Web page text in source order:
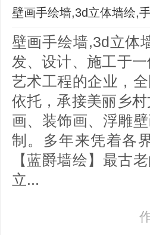
壁画手绘墙,3d立体墙绘,
壁画手绘墙,3d立体
发、设计、施工于
艺术工程的企业，
依托，承接美丽乡
画、装饰画、浮雕
制。多年来凭着各
【蓝爵墙绘】最古
立...